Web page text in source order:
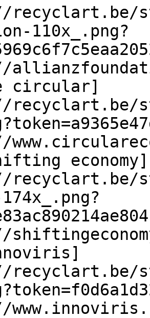
recyclart.be/
110x_.png?
circular]
recyclart.be/
economy]
recyclart.be/
recyclart.be/